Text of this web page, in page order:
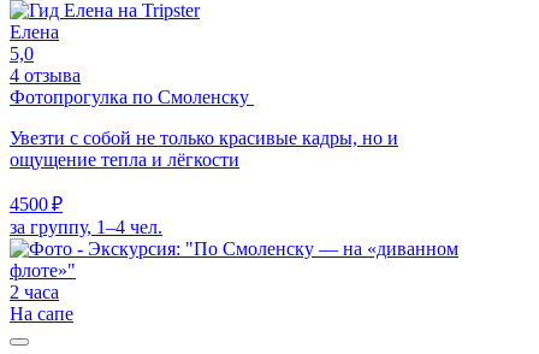
Елена
5,0
4 отзыва
Фотопрогулка по Смоленску
Увезти с собой не только красивые кадры, но и
ощущение тепла и лёгкости
4500 ₽
за группу, 1–4 чел.
2 часа
На сапе